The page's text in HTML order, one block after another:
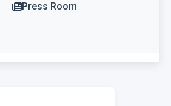
Press Room